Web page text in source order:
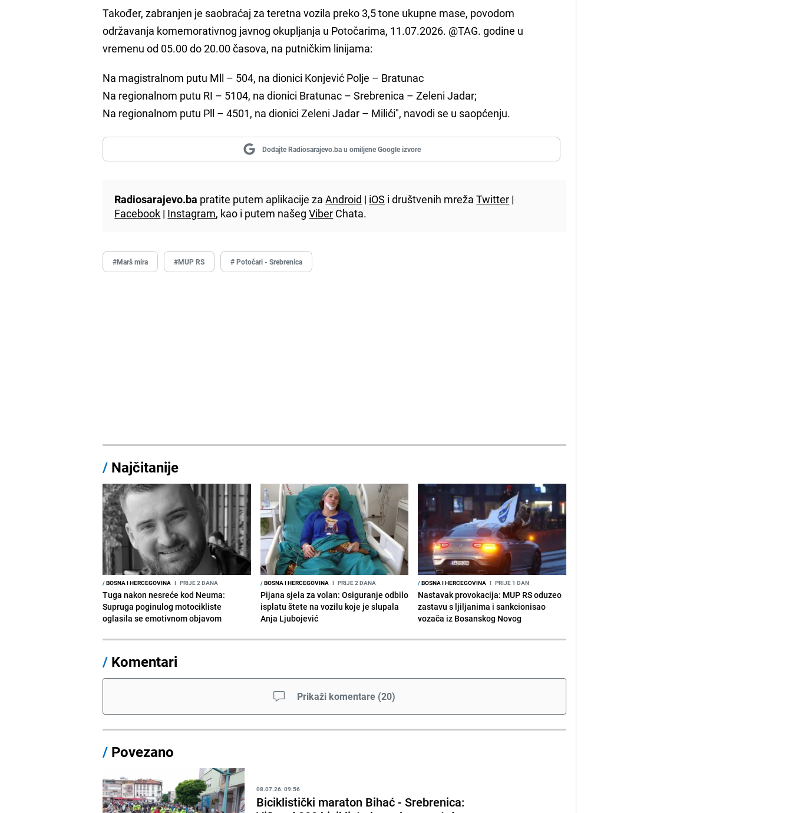
Također, zabranjen je saobraćaj za teretna vozila preko 3,5 tone ukupne mase, povodom
održavanja komemorativnog javnog okupljanja u Potočarima, 11.07.2026. @TAG. godine u
vremenu od 05.00 do 20.00 časova, na putničkim linijama:
Na magistralnom putu Mll – 504, na dionici Konjević Polje – Bratunac
Na regionalnom putu RI – 5104, na dionici Bratunac – Srebrenica – Zeleni Jadar;
Na regionalnom putu Pll – 4501, na dionici Zeleni Jadar – Milići", navodi se u saopćenju.
Dodajte Radiosarajevo.ba u omiljene Google izvore
Radiosarajevo.ba pratite putem aplikacije zaAndroid | iOS i društvenih mrežaTwitter |
Facebook | Instagram, kao i putem našegViber Chata.
#Marš mira #MUP RS # Potočari - Srebrenica
/ Najčitanije
/BOSNA I HERCEGOVINA I PRIJE 2 DANA
Tuga nakon nesreće kod Neuma:
Supruga poginulog motocikliste
oglasila se emotivnom objavom
/BOSNA I HERCEGOVINA I PRIJE 2 DANA
Pijana sjela za volan: Osiguranje odbilo
isplatu štete na vozilu koje je slupala
Anja Ljubojević
/BOSNA I HERCEGOVINA I PRIJE 1 DAN
Nastavak provokacija: MUP RS oduzeo
zastavu s ljiljanima i sankcionisao
vozača iz Bosanskog Novog
/ Komentari
Prikaži komentare (20)
/ Povezano
08.07.26. 09:56
Biciklistički maraton Bihać - Srebrenica: